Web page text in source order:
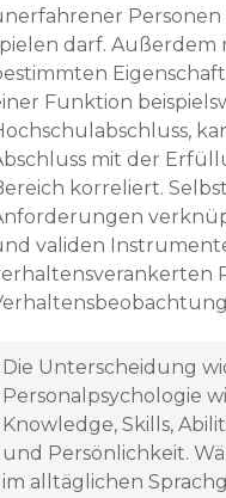
darf. Außerdem
Funktion
mit der
korreliert.
validen
Die Unterscheidung
Personalpsychologie
Knowledge, Skills,
und Persönlichkeit.
im alltäglichen